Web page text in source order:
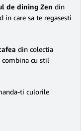
de dining Zen din
in care sa te regasesti
din colectia
combina cu stil
ti culorile